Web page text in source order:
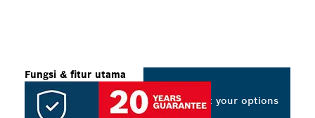
Fungsi & fitur utama
Select your options